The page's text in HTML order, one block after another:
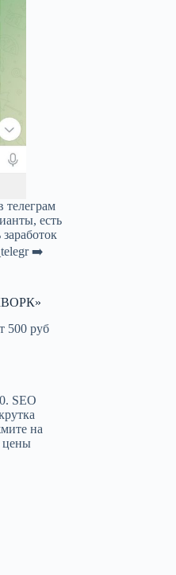
телеграм
есть
➡️
500 руб
SEO
на
цены